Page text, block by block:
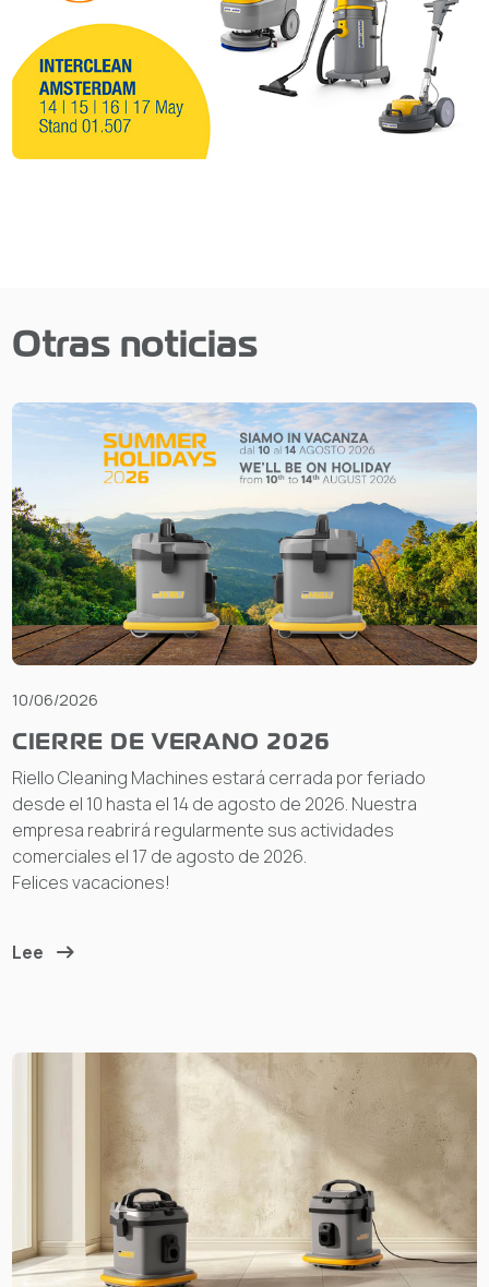
Otras noticias
10/06/2026
CIERRE DE VERANO 2026
Riello Cleaning Machines estará cerrada por feriado
desde el 10 hasta el 14 de agosto de 2026. Nuestra
empresa reabrirá regularmente sus actividades
comerciales el 17 de agosto de 2026.
Felices vacaciones!
Lee